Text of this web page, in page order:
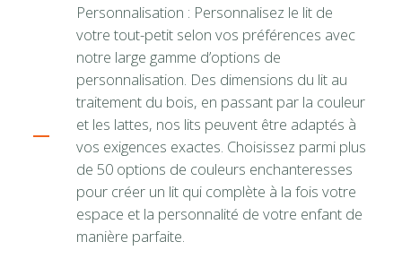
Personnalisation : Personnalisez le lit de
votre tout-petit selon vos préférences avec
notre large gamme d’options de
personnalisation. Des dimensions du lit au
traitement du bois, en passant par la couleur
et les lattes, nos lits peuvent être adaptés à
vos exigences exactes. Choisissez parmi plus
de 50 options de couleurs enchanteresses
pour créer un lit qui complète à la fois votre
espace et la personnalité de votre enfant de
manière parfaite.